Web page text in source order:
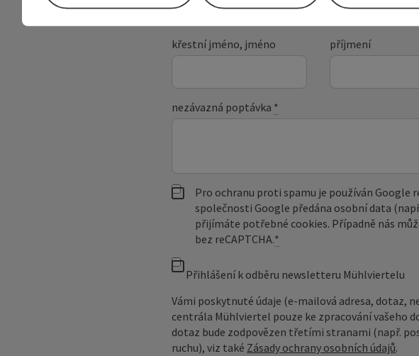
Pole označená*jsou povinná
křestní jméno, jméno příjmení
nezávazná poptávka *
Pro ochranu proti spamu je používán Google
společnosti Google předána osobní data
přijímáte potřebné cookies. Případně nás
bez reCAPTCHA.*
Přihlášení k odběru newsletteru Mühlviertelu
Vámi poskytnuté údaje (e-mailová adresa, dotaz,
centrála Mühlviertel pouze ke zpracování vašeho
dotaz bude zodpovězen třetími stranami (např.
ruchu), viz také Zásady ochrany osobních údajů.